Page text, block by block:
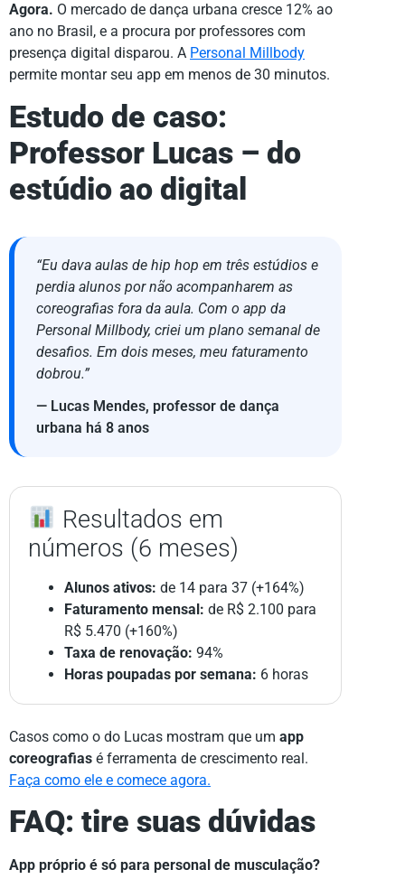
Agora. O mercado de dança urbana cresce 12% ao
ano no Brasil, e a procura por professores com
presença digital disparou. A Personal Millbody
permite montar seu app em menos de 30 minutos.
Estudo de caso:
Professor Lucas – do
estúdio ao digital
“Eu dava aulas de hip hop em três estúdios e
perdia alunos por não acompanharem as
coreografias fora da aula. Com o app da
Personal Millbody, criei um plano semanal de
desafios. Em dois meses, meu faturamento
dobrou.”
— Lucas Mendes, professor de dança
urbana há 8 anos
Resultados em
números (6 meses)
Alunos ativos: de 14 para 37 (+164%)
Faturamento mensal: de R$ 2.100 para
R$ 5.470 (+160%)
Taxa de renovação: 94%
Horas poupadas por semana: 6 horas
Casos como o do Lucas mostram que um app
coreografias é ferramenta de crescimento real.
Faça como ele e comece agora.
FAQ: tire suas dúvidas
App próprio é só para personal de musculação?